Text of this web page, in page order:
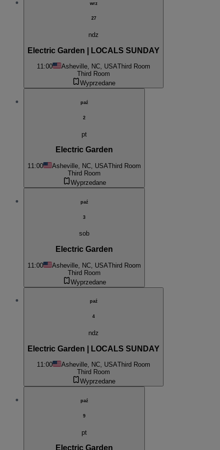
wrz
27
ndz
Electric Garden | LOCALS SUNDAY
11:00 Asheville, NC, USAThird Room
Third Room
Wyprzedane
paź
2
pt
Electric Garden
11:00 Asheville, NC, USAThird Room
Third Room
Wyprzedane
paź
3
sob
Electric Garden
11:00 Asheville, NC, USAThird Room
Third Room
Wyprzedane
paź
4
ndz
Electric Garden | LOCALS SUNDAY
11:00 Asheville, NC, USAThird Room
Third Room
Wyprzedane
paź
9
pt
Electric Garden